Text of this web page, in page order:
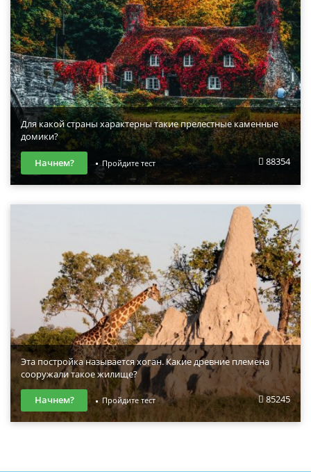
Для какой страны характерны такие прелестные каменные
домики?
88354
Начнем? Пройдите тест
Эта постройка называется хоган. Какие древние племена
сооружали такое жилище?
85245
Начнем? Пройдите тест